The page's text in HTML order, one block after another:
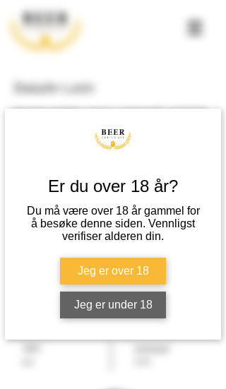
Er du over 18 år?
Du må være over 18 år gammel for
å besøke denne siden. Vennligst
verifiser alderen din.
Jeg er over 18
Jeg er under 18
Baladin Leön
Kremet og fyldig, smak av røstet malt, sjokolade,
kaffe og tørket frukt. Aroma av tørket frukt, kaffe,
sjokolade og karamell.
Metode
Tradisjonell overgjæret metode.
Passer til
Passer godt til kjøttgryter, kremede supper,
blåmuggost eller desserter med sjokolade.
Varenummer
EPD-nummer
-